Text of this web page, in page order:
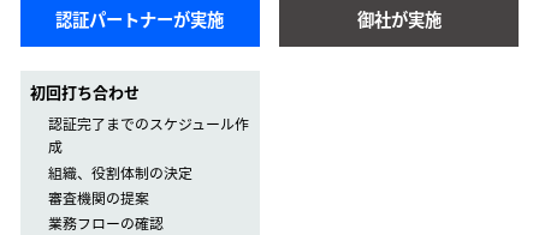
認証パートナーが実施 御社が実施
初回打ち合わせ
認証完了までのスケジュール作
成
組織、役割体制の決定
審査機関の提案
業務フローの確認